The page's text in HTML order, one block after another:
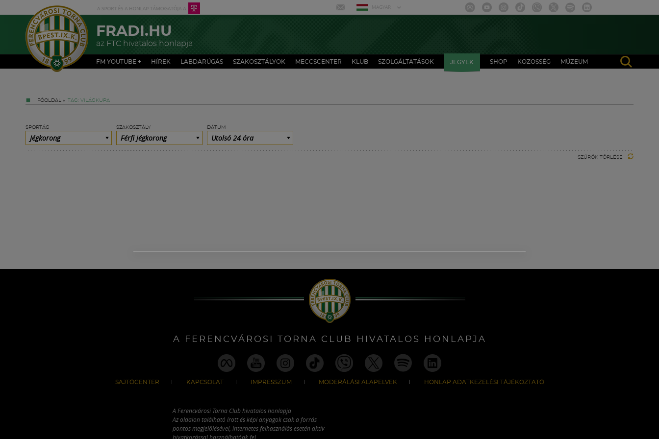
MAGYAR
FRADI.HU
az FTC hivatalos honlapja
FM YOUTUBE + HÍREK LABDARÚGÁS SZAKOSZTÁLYOK MECCSCENTER KLUB SZOLGÁLTATÁSOK JEGYEK SHOP KÖZÖSSÉG MÚZEUM
FŐOLDAL » TAG: VILÁGKUPA
SPORTÁG
Jégkorong
SZAKOSZTÁLY
Férfi jégkorong
DÁTUM
Utolsó 24 óra
SZŰRŐK TÖRLÉSE
A FERENCVÁROSI TORNA CLUB HIVATALOS HONLAPJA
SAJTÓCENTER KAPCSOLAT IMPRESSZUM MODERÁLÁSI ALAPELVEK HONLAP ADATKEZELÉSI TÁJÉKOZTATÓ
A Ferencvárosi Torna Club hivatalos honlapja
Az oldalon található írott és képi anyagok csak a forrás
pontos megjelölésével, internetes felhasználás esetén aktív
hivatkozással használhatóak fel.